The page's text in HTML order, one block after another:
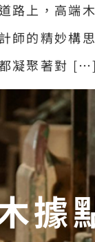
路上，高端
師的精妙構
凝聚著對 […]
據